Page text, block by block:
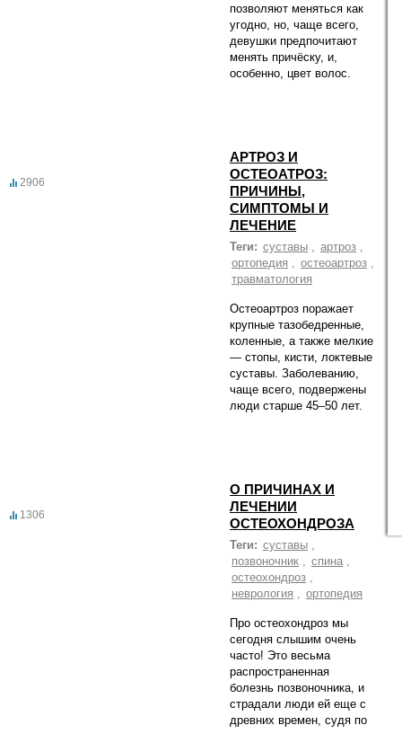
позволяют меняться как
угодно, но, чаще всего,
девушки предпочитают
менять причёску, и,
особенно, цвет волос.
2906
АРТРОЗ И
ОСТЕОАТРОЗ:
ПРИЧИНЫ,
СИМПТОМЫ И
ЛЕЧЕНИЕ
Теги: суставы , артроз ,
ортопедия , остеоартроз ,
травматология
Остеоартроз поражает
крупные тазобедренные,
коленные, а также мелкие
— стопы, кисти, локтевые
суставы. Заболеванию,
чаще всего, подвержены
люди старше 45–50 лет.
1306
О ПРИЧИНАХ И
ЛЕЧЕНИИ
ОСТЕОХОНДРОЗА
Теги: суставы ,
позвоночник , спина ,
остеохондроз ,
неврология , ортопедия
Про остеохондроз мы
сегодня слышим очень
часто! Это весьма
распространенная
болезнь позвоночника, и
страдали люди ей еще с
древних времен, судя по